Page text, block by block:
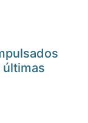
últimas